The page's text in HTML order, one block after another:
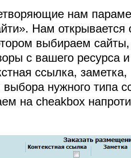
нам
Нам открывается
выбираем
с вашего ресурса
ссылка,
нужного типа
на cheakbox